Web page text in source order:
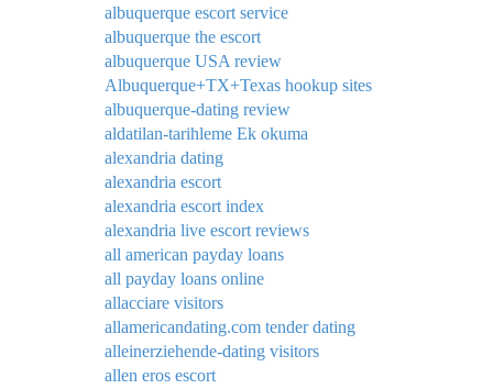
albuquerque escort service
albuquerque the escort
albuquerque USA review
Albuquerque+TX+Texas hookup sites
albuquerque-dating review
aldatilan-tarihleme Ek okuma
alexandria dating
alexandria escort
alexandria escort index
alexandria live escort reviews
all american payday loans
all payday loans online
allacciare visitors
allamericandating.com tender dating
alleinerziehende-dating visitors
allen eros escort